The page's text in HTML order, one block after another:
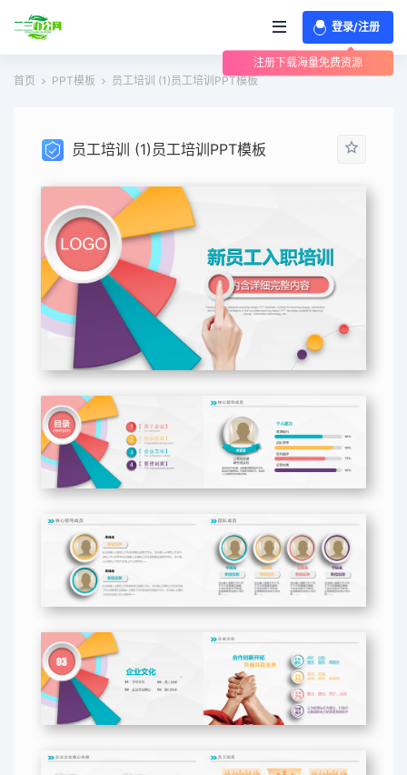
登录/注册
注册下载海量免费资源
首页
PPT模板 员工培训 (1)员工培训PPT模板
员工培训 (1)员工培训PPT模板